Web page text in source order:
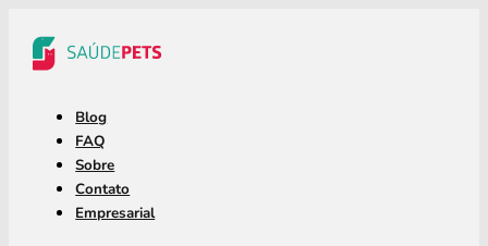
Blog
FAQ
Sobre
Contato
Empresarial